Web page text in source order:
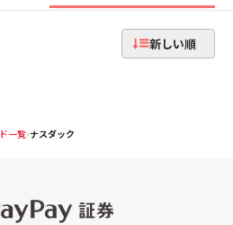
新しい順
一覧 ナスダック